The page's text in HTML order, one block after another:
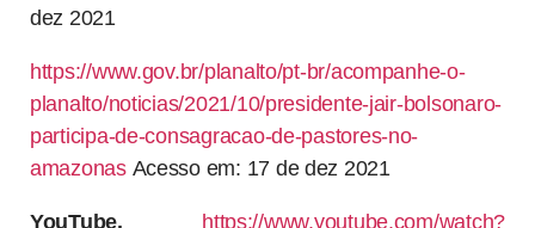
dez 2021
https://www.gov.br/planalto/pt-br/acompanhe-o-
planalto/noticias/2021/10/presidente-jair-bolsonaro-
participa-de-consagracao-de-pastores-no-
amazonasAcesso em: 17 de dez 2021
YouTube.
https://www.youtube.com/watch?